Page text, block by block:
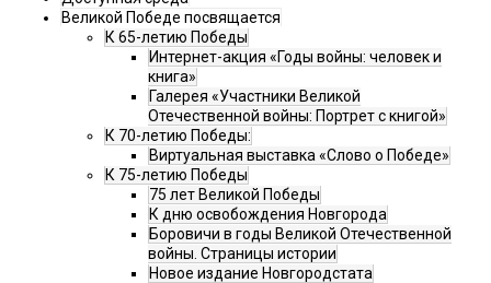
Великой Победе посвящается
К 65-летию Победы
Интернет-акция «Годы войны: человек и
книга»
Галерея «Участники Великой
Отечественной войны: Портрет с книгой»
К 70-летию Победы:
Виртуальная выставка «Слово о Победе»
К 75-летию Победы
75 лет Великой Победы
К дню освобождения Новгорода
Боровичи в годы Великой Отечественной
войны. Страницы истории
Новое издание Новгородстата